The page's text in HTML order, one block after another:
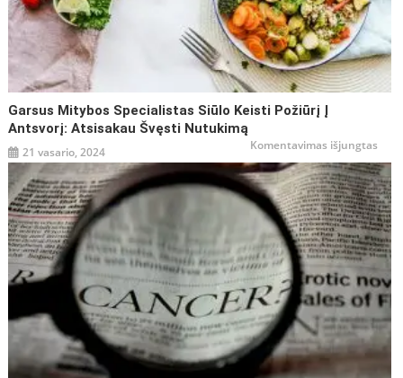
Garsus Mitybos Specialistas Siūlo Keisti Požiūrį Į
Antsvorį: Atsisakau Švęsti Nutukimą
21 vasario, 2024 Komentavimas išjungtasįraše
siūlo
į